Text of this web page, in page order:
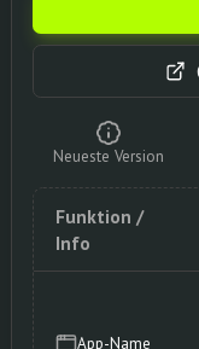
Neueste Version
Funktion /
Info
App-Name